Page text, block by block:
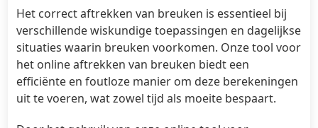
Het correct aftrekken van breuken is essentieel bij
verschillende wiskundige toepassingen en dagelijkse
situaties waarin breuken voorkomen. Onze tool voor
het online aftrekken van breuken biedt een
efficiënte en foutloze manier om deze berekeningen
uit te voeren, wat zowel tijd als moeite bespaart.